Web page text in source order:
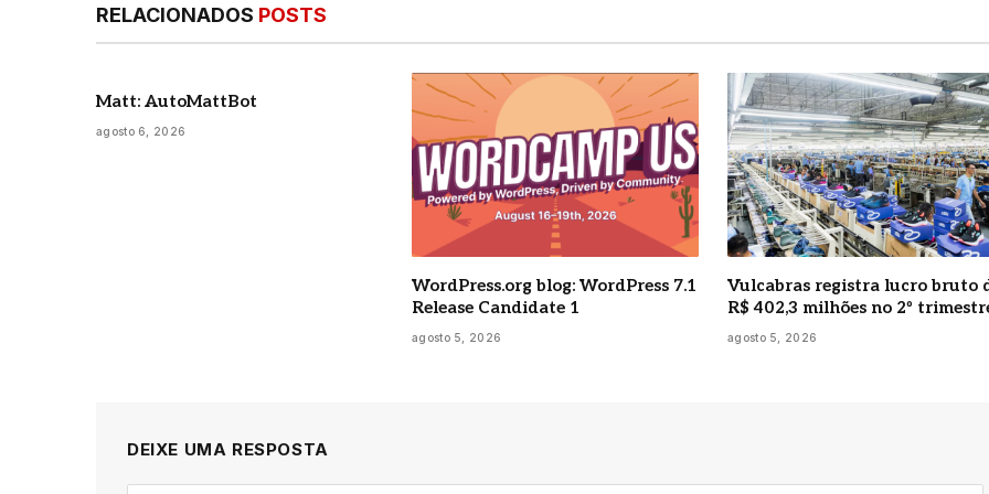
RELACIONADOS POSTS
Matt: AutoMattBot
agosto 6, 2026
WordPress.org blog: WordPress 7.1
Release Candidate 1
agosto 5, 2026
Vulcabras registra lucro bruto
R$ 402,3 milhões no 2º
agosto 5, 2026
DEIXE UMA RESPOSTA